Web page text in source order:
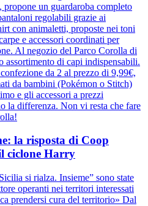
un guardaroba completo
regolabili grazie ai
con animaletti, proposte nei toni
e accessori coordinati per
Al negozio del Parco Corolla di
assortimento di capi indispensabili.
da 2 al prezzo di 9,99€,
da bambini (Pokémon o Stitch)
e gli accessori a prezzi
la differenza. Non vi resta che fare
la risposta di Coop
ciclone Harry
si rialza. Insieme” sono state
operanti nei territori interessati
prendersi cura del territorio» Dal